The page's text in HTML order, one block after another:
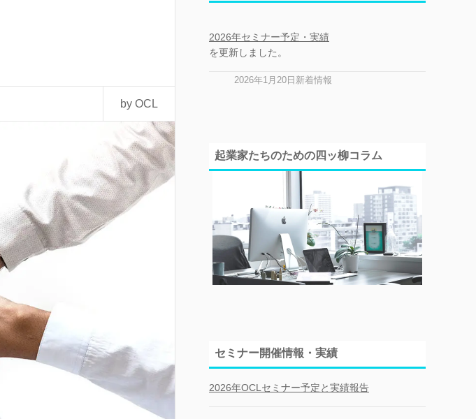
by OCL
2026年セミナー予定・実績
を更新しました。
2026年1月20日新着情報
起業家たちのための四ッ柳コラム
セミナー開催情報・実績
2026年OCLセミナー予定と実績報告